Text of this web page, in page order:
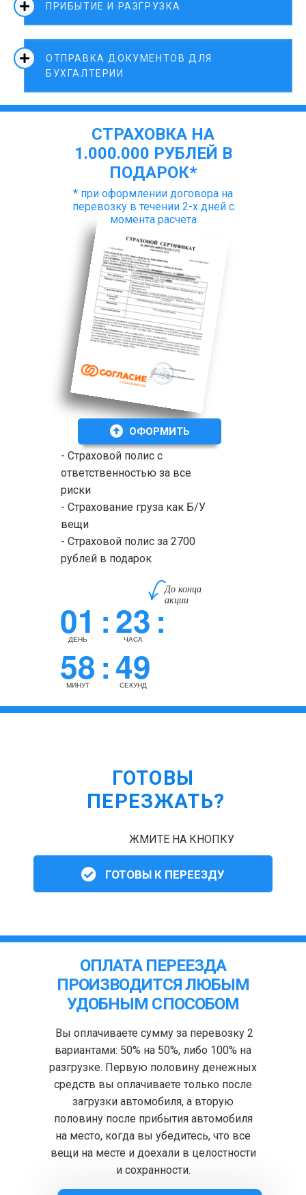
ПРИБЫТИЕ И РАЗГРУЗКА
ОТПРАВКА ДОКУМЕНТОВ ДЛЯ
БУХГАЛТЕРИИ
СТРАХОВКА НА
1.000.000 РУБЛЕЙ В
ПОДАРОК*
* при оформлении договора на
перевозку в течении 2-х дней с
момента расчета
- Страховой полис с
ответственностью за все
риски
- Страхование груза как Б/У
вещи
- Страховой полис за 2700
рублей в подарок
ОФОРМИТЬ
До конца
акции
01:
ДЕНЬ 23:
ЧАСА
58:
МИНУТ 48
СЕКУНД
ГОТОВЫ
ПЕРЕЗЖАТЬ?
ЖМИТЕ НА КНОПКУ
ГОТОВЫ К ПЕРЕЕЗДУ
ОПЛАТА ПЕРЕЕЗДА
ПРОИЗВОДИТСЯ ЛЮБЫМ
УДОБНЫМ СПОСОБОМ
Вы оплачиваете сумму за перевозку 2
вариантами: 50% на 50%, либо 100% на
разгрузке. Первую половину денежных
средств вы оплачиваете только после
загрузки автомобиля, а вторую
половину после прибытия автомобиля
на место, когда вы убедитесь, что все
вещи на месте и доехали в целостности
и сохранности.